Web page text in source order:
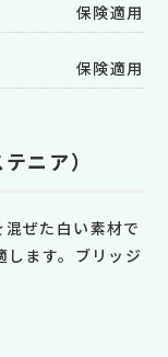
保険適用
保険適用
ニア）
ぜた白い素材で
します。ブリッジ